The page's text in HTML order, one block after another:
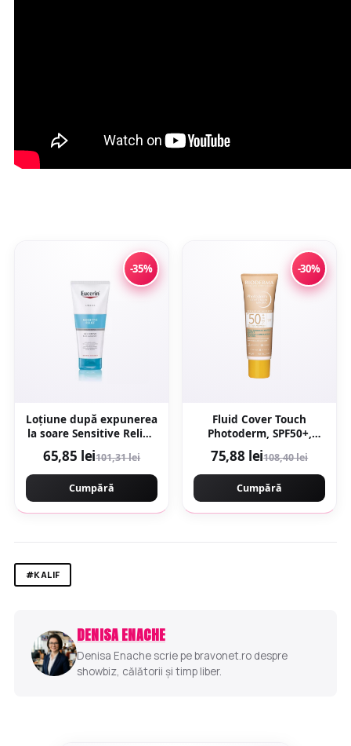
-35%
Loțiune după expunerea
la soare Sensitive Relief,
200 ml, Eucerin
65,85 lei101,31 lei
Cumpără
-30%
Fluid Cover Touch
Photoderm, SPF50+,
nuanta deschisa, 40 g,
Bioderma
75,88 lei108,40 lei
Cumpără
#KALIF
DENISA ENACHE
Denisa Enache scrie pe bravonet.ro despre
showbiz, călătorii și timp liber.